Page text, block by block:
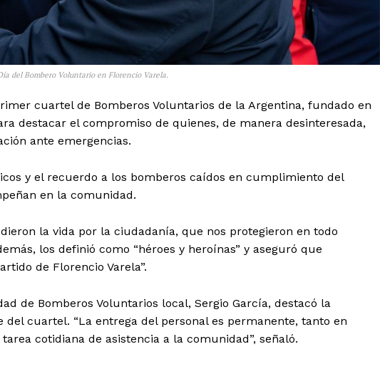
del Bombero Voluntario en Florencio Varela.
cuartel de Bomberos Voluntarios de la Argentina, fundado en
destacar el compromiso de quienes, de manera desinteresada,
ante emergencias.
y el recuerdo a los bomberos caídos en cumplimiento del
en la comunidad.
la vida por la ciudadanía, que nos protegieron en todo
los definió como “héroes y heroínas” y aseguró que
de Florencio Varela”.
de Bomberos Voluntarios local, Sergio García, destacó la
del cuartel. “La entrega del personal es permanente, tanto en
cotidiana de asistencia a la comunidad”, señaló.